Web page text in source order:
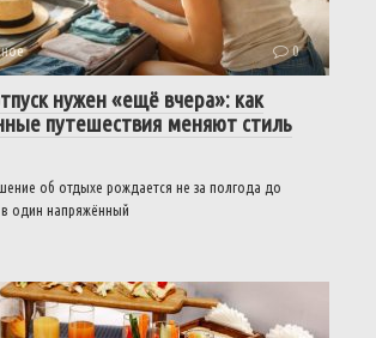
0
нужен «ещё вчера»: как
путешествия меняют стиль
об отдыхе рождается не за полгода до
один напряжённый